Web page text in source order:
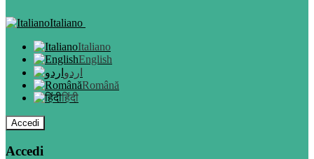
Italiano
Italiano
English
اردو
Română
हिंदी
Accedi
Accedi